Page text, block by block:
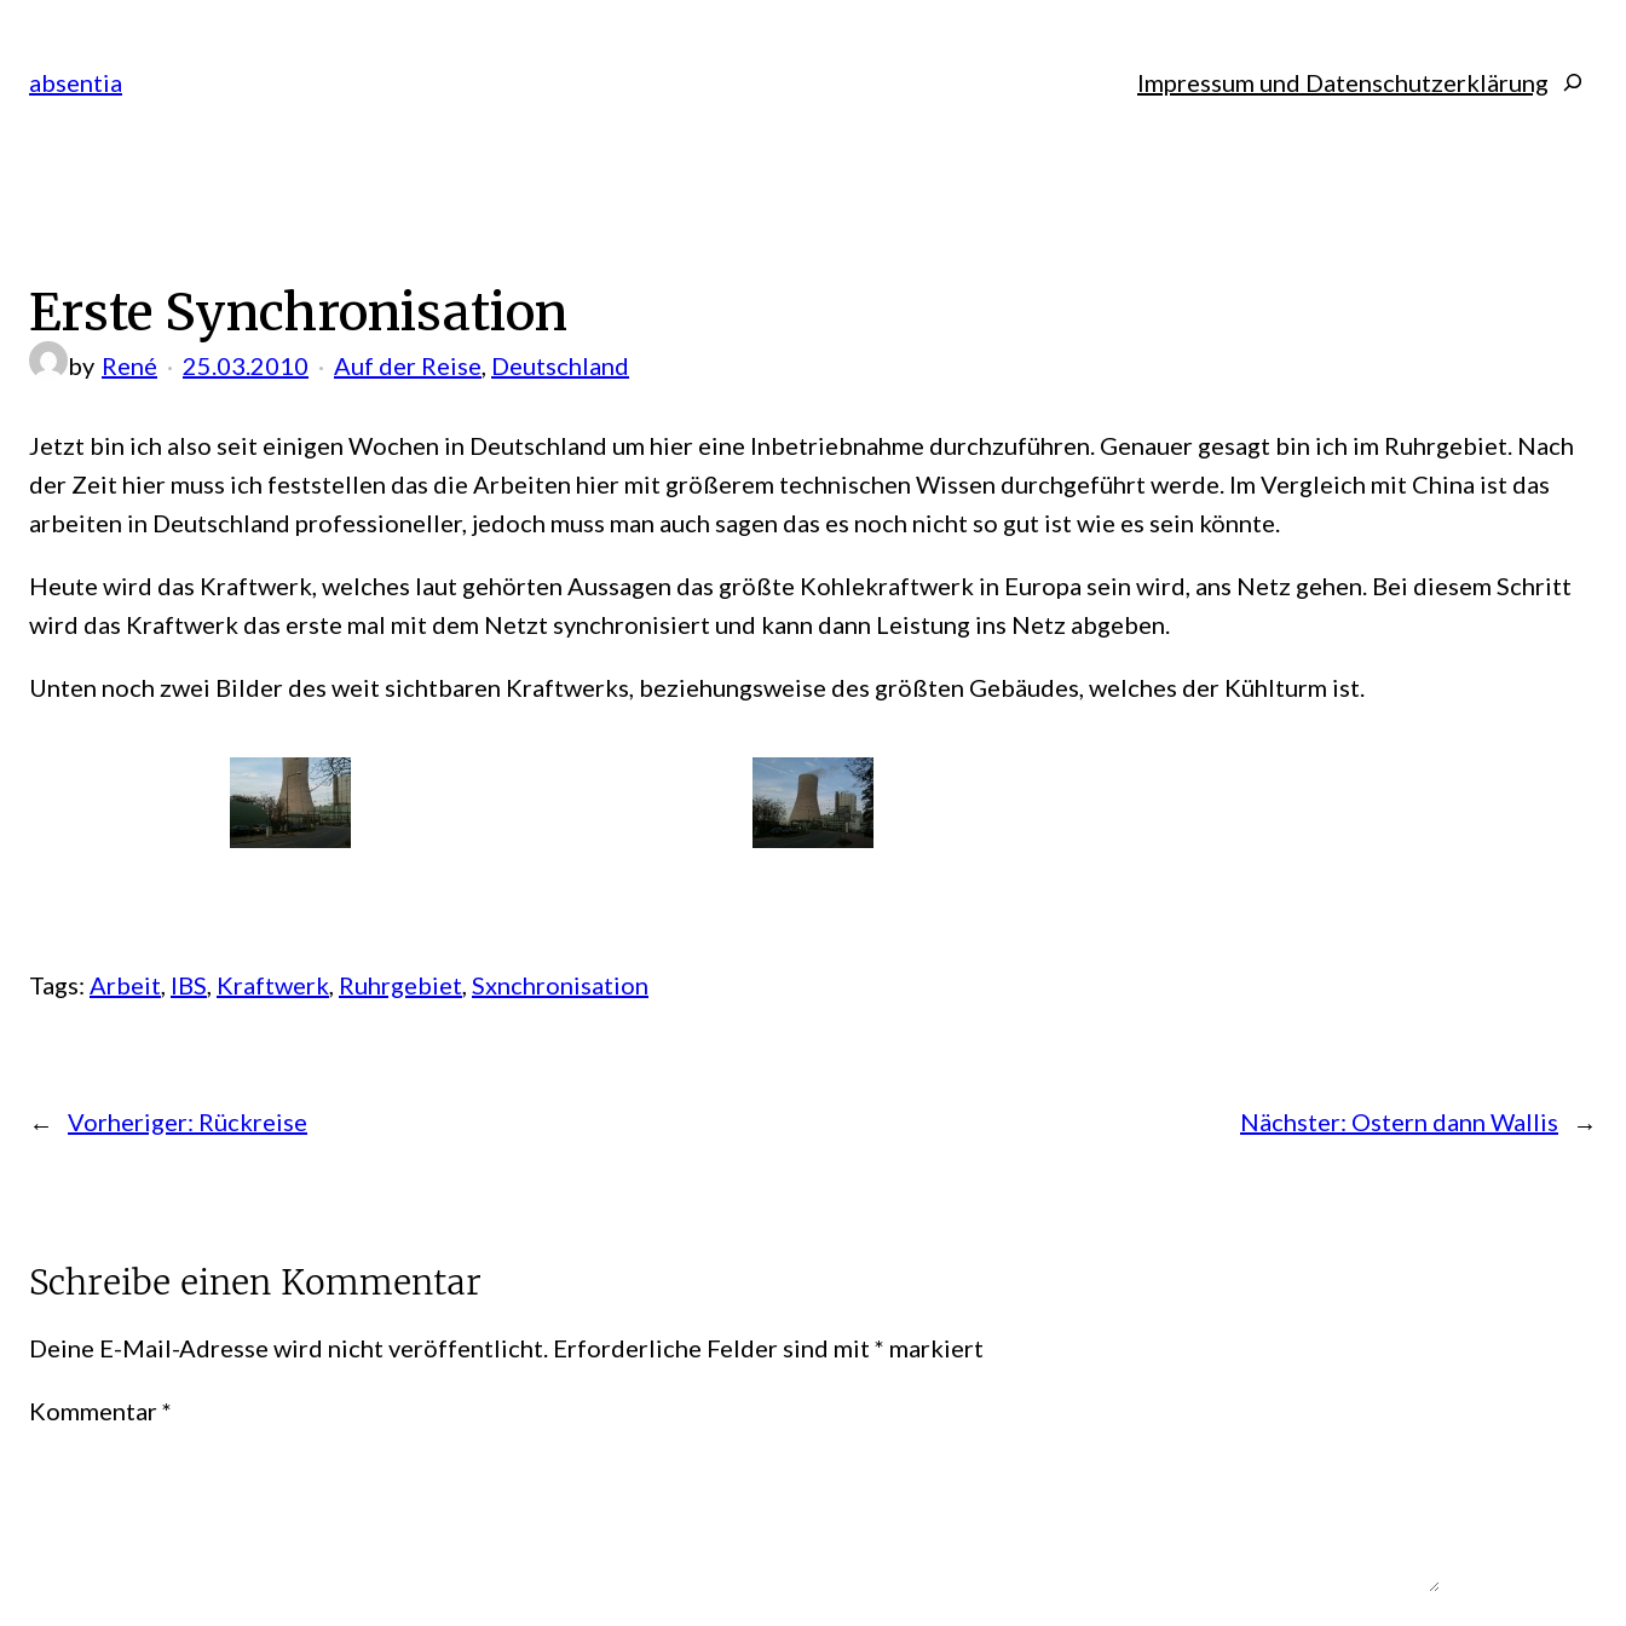
springen
absentia Impressum und Datenschutzerklärung Search
Erste Synchronisation
by René 25.03.2010 Auf der Reise Deutschland
Jetzt bin ich also seit einigen Wochen in Deutschland um hier eine Inbetriebnahme durchzuführen. Genauer gesagt bin ich im Ruhrgebiet. Nach
der Zeit hier muss ich feststellen das die Arbeiten hier mit größerem technischen Wissen durchgeführt werde. Im Vergleich mit China ist das
arbeiten in Deutschland professioneller, jedoch muss man auch sagen das es noch nicht so gut ist wie es sein könnte.
Heute wird das Kraftwerk, welches laut gehörten Aussagen das größte Kohlekraftwerk in Europa sein wird, ans Netz gehen. Bei diesem Schritt
wird das Kraftwerk das erste mal mit dem Netzt synchronisiert und kann dann Leistung ins Netz abgeben.
Unten noch zwei Bilder des weit sichtbaren Kraftwerks, beziehungsweise des größten Gebäudes, welches der Kühlturm ist.
Tags: Arbeit, IBS, Kraftwerk, Ruhrgebiet, Sxnchronisation
← Vorheriger: Rückreise Nächster: Ostern dann Wallis →
Schreibe einen Kommentar
Deine E-Mail-Adresse wird nicht veröffentlicht. Erforderliche Felder sind mit * markiert
Kommentar*